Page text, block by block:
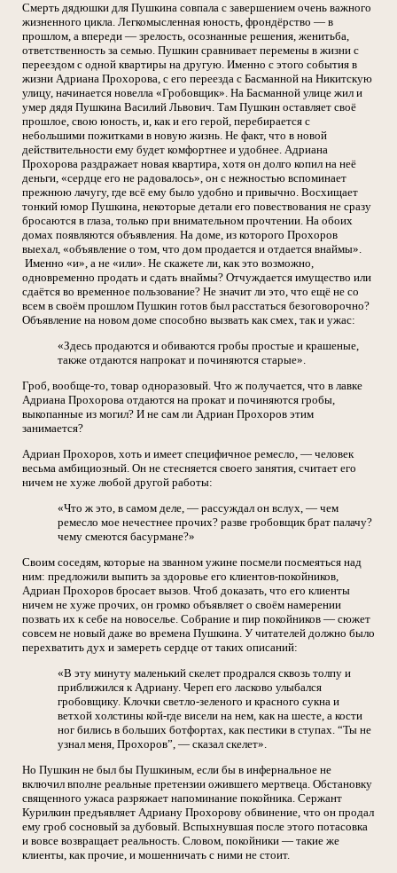
Смерть дядюшки для Пушкина совпала с завершением очень важного
жизненного цикла. Легкомысленная юность, фрондёрство — в
прошлом, а впереди — зрелость, осознанные решения, женитьба,
ответственность за семью. Пушкин сравнивает перемены в жизни с
переездом с одной квартиры на другую. Именно с этого события в
жизни Адриана Прохорова, с его переезда с Басманной на Никитскую
улицу, начинается новелла «Гробовщик». На Басманной улице жил и
умер дядя Пушкина Василий Львович. Там Пушкин оставляет своё
прошлое, свою юность, и, как и его герой, перебирается с
небольшими пожитками в новую жизнь. Не факт, что в новой
действительности ему будет комфортнее и удобнее. Адриана
Прохорова раздражает новая квартира, хотя он долго копил на неё
деньги, «сердце его не радовалось», он с нежностью вспоминает
прежнюю лачугу, где всё ему было удобно и привычно. Восхищает
тонкий юмор Пушкина, некоторые детали его повествования не сразу
бросаются в глаза, только при внимательном прочтении. На обоих
домах появляются объявления. На доме, из которого Прохоров
выехал, «объявление о том, что дом продается и отдается внаймы».
Именно «и», а не «или». Не скажете ли, как это возможно,
одновременно продать и сдать внаймы? Отчуждается имущество или
сдаётся во временное пользование? Не значит ли это, что ещё не со
всем в своём прошлом Пушкин готов был расстаться безоговорочно?
Объявление на новом доме способно вызвать как смех, так и ужас:
«Здесь продаются и обиваются гробы простые и крашеные,
также отдаются напрокат и починяются старые».
Гроб, вообще-то, товар одноразовый. Что ж получается, что в лавке
Адриана Прохорова отдаются на прокат и починяются гробы,
выкопанные из могил? И не сам ли Адриан Прохоров этим
занимается?
Адриан Прохоров, хоть и имеет специфичное ремесло, — человек
весьма амбициозный. Он не стесняется своего занятия, считает его
ничем не хуже любой другой работы:
«Что ж это, в самом деле, — рассуждал он вслух, — чем
ремесло мое нечестнее прочих? разве гробовщик брат палачу?
чему смеются басурмане?»
Своим соседям, которые на званном ужине посмели посмеяться над
ним: предложили выпить за здоровье его клиентов-покойников,
Адриан Прохоров бросает вызов. Чтоб доказать, что его клиенты
ничем не хуже прочих, он громко объявляет о своём намерении
позвать их к себе на новоселье. Собрание и пир покойников — сюжет
совсем не новый даже во времена Пушкина. У читателей должно было
перехватить дух и замереть сердце от таких описаний:
«В эту минуту маленький скелет продрался сквозь толпу и
приближился к Адриану. Череп его ласково улыбался
гробовщику. Клочки светло-зеленого и красного сукна и
ветхой холстины кой-где висели на нем, как на шесте, а кости
ног бились в больших ботфортах, как пестики в ступах. “Ты не
узнал меня, Прохоров”, — сказал скелет».
Но Пушкин не был бы Пушкиным, если бы в инфернальное не
включил вполне реальные претензии ожившего мертвеца. Обстановку
священного ужаса разряжает напоминание покойника. Сержант
Курилкин предъявляет Адриану Прохорову обвинение, что он продал
ему гроб сосновый за дубовый. Вспыхнувшая после этого потасовка
и вовсе возвращает реальность. Словом, покойники — такие же
клиенты, как прочие, и мошенничать с ними не стоит.